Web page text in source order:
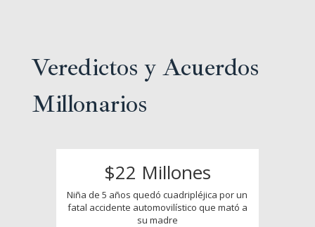
Veredictos y Acuerdos
Millonarios
$22 Millones
Niña de 5 años quedó cuadripléjica por un
fatal accidente automovilístico que mató a
su madre